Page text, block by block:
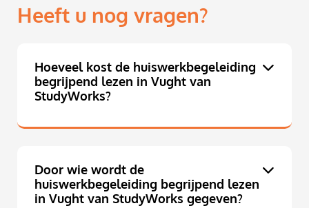
Heeft u nog vragen?
Hoeveel kost de huiswerkbegeleiding
begrijpend lezen in Vught van
StudyWorks?
Door wie wordt de
huiswerkbegeleiding begrijpend lezen
in Vught van StudyWorks gegeven?